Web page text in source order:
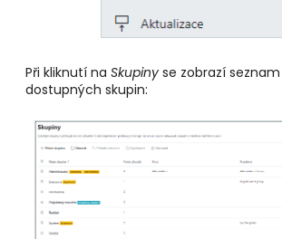
Při kliknutí na Skupiny se zobrazí
dostupných skupin: